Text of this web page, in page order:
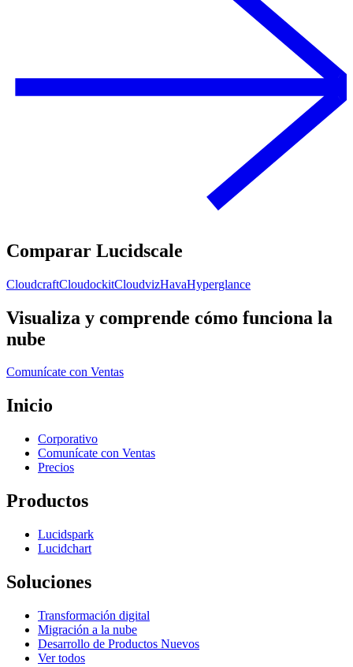
Comparar Lucidscale
CloudcraftCloudockitCloudvizHavaHyperglance
Visualiza y comprende cómo funciona la
nube
Comunícate con Ventas
Inicio
Corporativo
Comunícate con Ventas
Precios
Productos
Lucidspark
Lucidchart
Soluciones
Transformación digital
Migración a la nube
Desarrollo de Productos Nuevos
Ver todos